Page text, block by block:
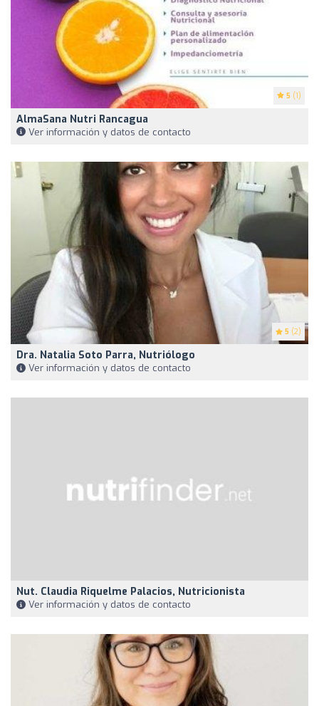
5 (1)
AlmaSana Nutri Rancagua
Ver información y datos de contacto
5 (2)
Dra. Natalia Soto Parra, Nutriólogo
Ver información y datos de contacto
Nut. Claudia Riquelme Palacios, Nutricionista
Ver información y datos de contacto